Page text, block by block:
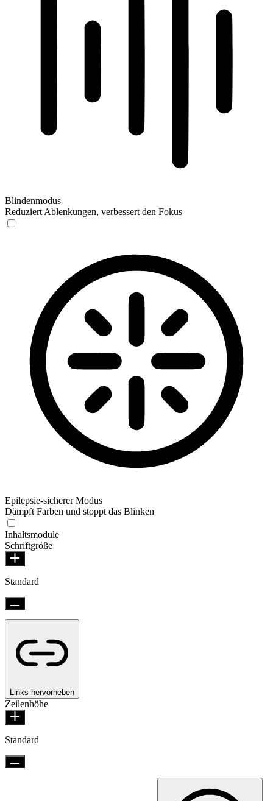
Blindenmodus
Reduziert Ablenkungen, verbessert den Fokus
Epilepsie-sicherer Modus
Dämpft Farben und stoppt das Blinken
Inhaltsmodule
Schriftgröße
Standard
Links hervorheben
Zeilenhöhe
Standard